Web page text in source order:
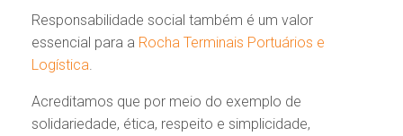
Responsabilidade social também é um valor
essencial para a Rocha Terminais Portuários e
Logística.
Acreditamos que por meio do exemplo de
solidariedade, ética, respeito e simplicidade,